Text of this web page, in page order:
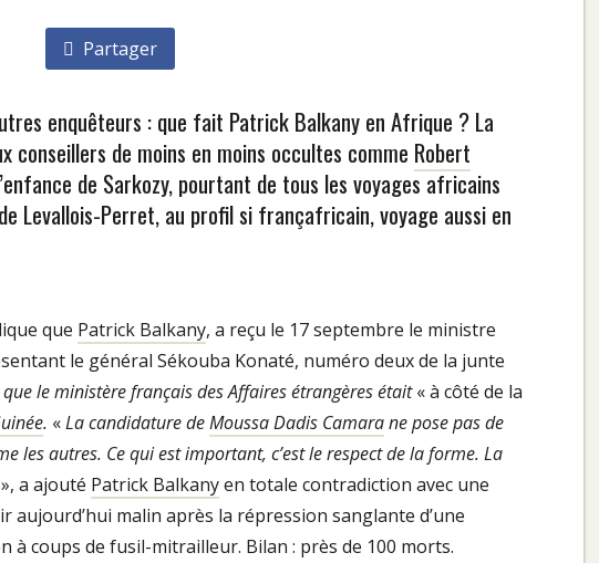
Partager
enquêteurs : que fait Patrick Balkany en Afrique ? La
conseillers de moins en moins occultes comme Robert
de Sarkozy, pourtant de tous les voyages africains
Levallois-Perret, au profil si françafricain, voyage aussi en
que Patrick Balkany, a reçu le 17 septembre le ministre
le général Sékouba Konaté, numéro deux de la junte
le ministère français des Affaires étrangères était« à côté de la
. «La candidature deMoussa Dadis Camarane pose pas de
les autres. Ce qui est important, c’est le respect de la forme. La
», a ajouté Patrick Balkanyen totale contradiction avec une
aujourd’hui malin après la répression sanglante d’une
à coups de fusil-mitrailleur. Bilan : près de 100 morts.